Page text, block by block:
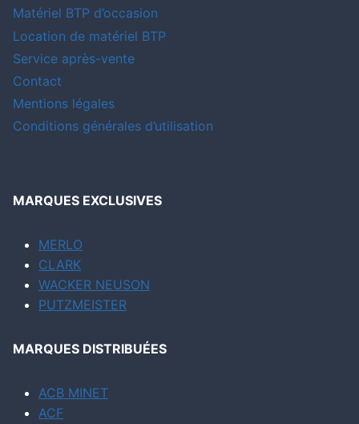
Matériel BTP d’occasion
Location de matériel BTP
Service après-vente
Contact
Mentions légales
Conditions générales d’utilisation
MARQUES EXCLUSIVES
MERLO
CLARK
WACKER NEUSON
PUTZMEISTER
MARQUES DISTRIBUÉES
ACB MINET
ACF